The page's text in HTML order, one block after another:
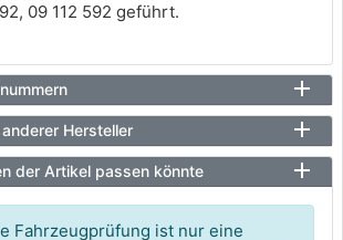
09 112 592 geführt.
Hersteller
der Artikel passen könnte
Fahrzeugprüfung ist nur eine